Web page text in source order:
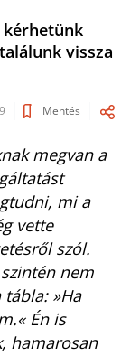
vissza
Mentés
megvan a
mi a
vette
szól.
nem
»Ha
Én is
hamarosan